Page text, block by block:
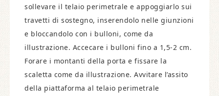
sollevare il telaio perimetrale e appoggiarlo sui
travetti di sostegno, inserendolo nelle giunzioni
e bloccandolo con i bulloni, come da
illustrazione. Accecare i bulloni fino a 1,5-2 cm.
Forare i montanti della porta e fissare la
scaletta come da illustrazione. Avvitare l’assito
della piattaforma al telaio perimetrale